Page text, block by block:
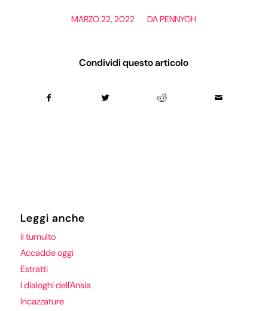
MARZO 22, 2022
/ DAPENNYOH
Condividi questo articolo
Leggi anche
il tumulto
Accadde oggi
Estratti
I dialoghi dell'Ansia
Incazzature